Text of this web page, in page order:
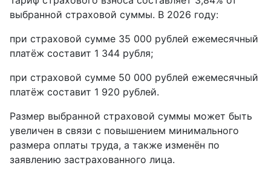
выбранной страховой суммы. В 2026 году:
при страховой сумме 35 000 рублей ежемесячный
платёж составит 1 344 рубля;
при страховой сумме 50 000 рублей ежемесячный
платёж составит 1 920 рублей.
Размер выбранной страховой суммы может быть
увеличен в связи с повышением минимального
размера оплаты труда, а также изменён по
заявлению застрахованного лица.